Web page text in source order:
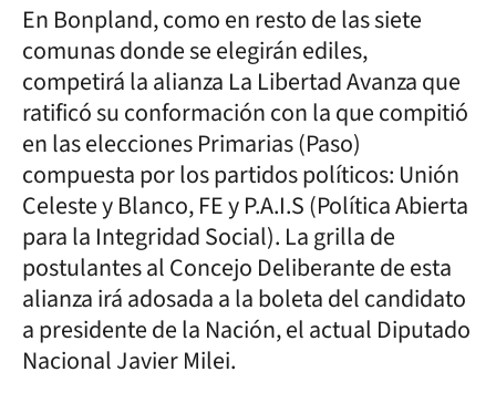
En Bonpland, como en resto de las siete
comunas donde se elegirán ediles,
competirá la alianza La Libertad Avanza que
ratificó su conformación con la que compitió
en las elecciones Primarias (Paso)
compuesta por los partidos políticos: Unión
Celeste y Blanco, FE y P.A.I.S (Política Abierta
para la Integridad Social). La grilla de
postulantes al Concejo Deliberante de esta
alianza irá adosada a la boleta del candidato
a presidente de la Nación, el actual Diputado
Nacional Javier Milei.